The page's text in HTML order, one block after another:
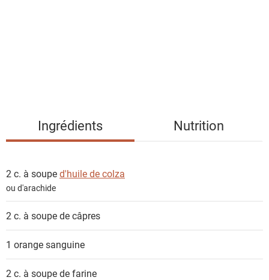
i
e
n
s
Ingrédients Nutrition
2 c. à souped'huile de colza
ou d'arachide
2 c. à soupe decâpres
1 orange sanguine
2 c. à soupe defarine